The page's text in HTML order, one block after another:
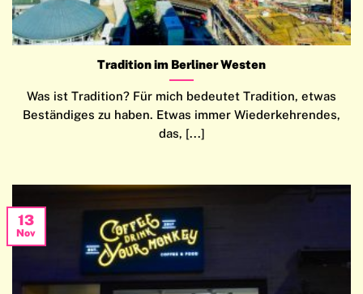
Tradition im Berliner Westen
Was ist Tradition? Für mich bedeutet Tradition, etwas
Beständiges zu haben. Etwas immer Wiederkehrendes,
das, [...]
13
Nov